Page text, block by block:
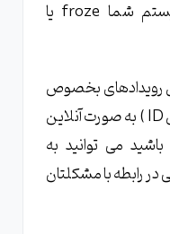
خطا مربوط به ساعاتی که سیستم شما froze یا
رویدادهای بخصوص
IDs ( جستجوی پیشرفته براساس ID ) به صورت آنلاین
می توانید به
در رابطه با مشکلتان